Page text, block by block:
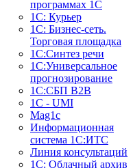
программах 1С
1С: Курьер
1С: Бизнес-сеть.
Торговая площадка
1С:Синтез речи
1С:Универсальное
прогнозирование
1С:СБП B2B
1C - UMI
Mag1c
Информационная
система 1С:ИТС
Линия консультаций
1С: Облачный архив